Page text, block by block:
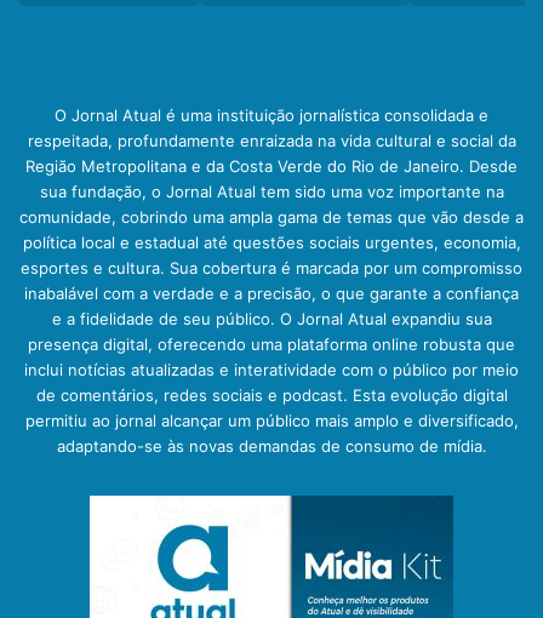
O Jornal Atual é uma instituição jornalística consolidada e
respeitada, profundamente enraizada na vida cultural e social da
Região Metropolitana e da Costa Verde do Rio de Janeiro. Desde
sua fundação, o Jornal Atual tem sido uma voz importante na
comunidade, cobrindo uma ampla gama de temas que vão desde a
política local e estadual até questões sociais urgentes, economia,
esportes e cultura. Sua cobertura é marcada por um compromisso
inabalável com a verdade e a precisão, o que garante a confiança
e a fidelidade de seu público. O Jornal Atual expandiu sua
presença digital, oferecendo uma plataforma online robusta que
inclui notícias atualizadas e interatividade com o público por meio
de comentários, redes sociais e podcast. Esta evolução digital
permitiu ao jornal alcançar um público mais amplo e diversificado,
adaptando-se às novas demandas de consumo de mídia.